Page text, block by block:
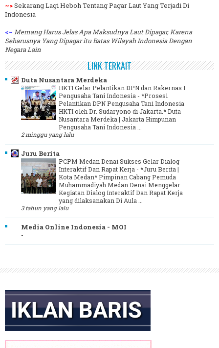
~>Sekarang Lagi Heboh Tentang Pagar Laut Yang Terjadi Di
Indonesia
<~ Memang Harus Jelas Apa Maksudnya Laut Dipagar, Karena
Seharusnya Yang Dipagar itu Batas Wilayah Indonesia Dengan
Negara Lain
LINK TERKAIT
Duta Nusantara Merdeka
HKTI Gelar Pelantikan DPN dan Rakernas I
Pengusaha Tani Indonesia - *Prosesi
Pelantikan DPN Pengusaha Tani Indonesia
HKTI oleh Dr. Sudaryono di Jakarta.* Duta
Nusantara Merdeka | Jakarta Himpunan
Pengusaha Tani Indonesia ...
2 minggu yang lalu
Juru Berita
PCPM Medan Denai Sukses Gelar Dialog
Interaktif Dan Rapat Kerja - *Juru Berita |
Kota Medan* Pimpinan Cabang Pemuda
Muhammadiyah Medan Denai Menggelar
Kegiatan Dialog Interaktif Dan Rapat Kerja
yang dilaksanakan Di Aula ...
3 tahun yang lalu
Media Online Indonesia - MOI
-